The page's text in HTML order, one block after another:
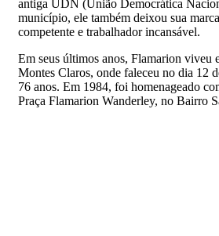
antiga UDN (União Democrática
município, ele também deixou sua
competente e trabalhador incansável.
Em seus últimos anos, Flamarion viveu
Montes Claros, onde faleceu no dia 12
76 anos. Em 1984, foi homenageado
Praça Flamarion Wanderley, no Bairro